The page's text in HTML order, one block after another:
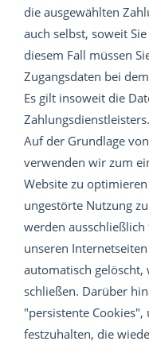
die ausgewählten
auch selbst, soweit
diesem Fall müssen
Zugangsdaten bei
Es gilt insoweit die
Zahlungsdienstleisters.
Auf der Grundlage
verwenden wir zum
Website zu
ungestörte Nutzung
werden
unseren
automatisch gelöscht,
schließen. Darüber
"persistente
festzuhalten, die